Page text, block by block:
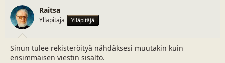
Raitsa
Ylläpitäjä Ylläpitäjä
Sinun tulee rekisteröityä nähdäksesi muutakin kuin
ensimmäisen viestin sisältö.